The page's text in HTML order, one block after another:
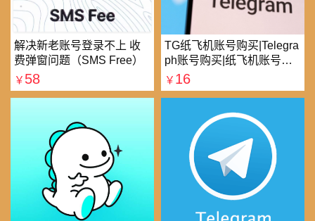
解决新老账号登录不上 收
费弹窗问题（SMS Free）
￥ 58
TG纸飞机账号购买|Telegra
ph账号购买|纸飞机账号购
买|电报账号购买
￥ 16